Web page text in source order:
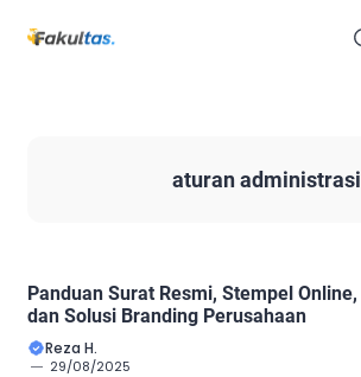
aturan administrasi
Panduan Surat Resmi, Stempel Online,
dan Solusi Branding Perusahaan
Reza H.
29/08/2025